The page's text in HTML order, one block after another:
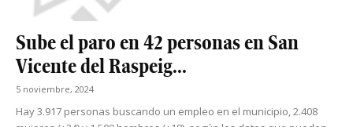
Sube el paro en 42 personas en San
Vicente del Raspeig...
5 noviembre, 2024
Hay 3.917 personas buscando un empleo en el municipio, 2.408